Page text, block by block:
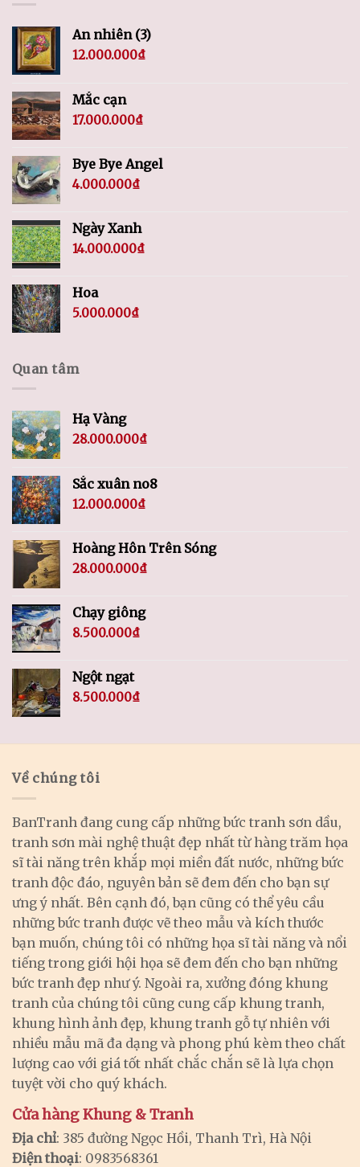
An nhiên (3)
12.000.000₫
Mắc cạn
17.000.000₫
Bye Bye Angel
4.000.000₫
Ngày Xanh
14.000.000₫
Hoa
5.000.000₫
Quan tâm
Hạ Vàng
28.000.000₫
Sắc xuân no8
12.000.000₫
Hoàng Hôn Trên Sóng
28.000.000₫
Chạy giông
8.500.000₫
Ngột ngạt
8.500.000₫
Về chúng tôi
BanTranh đang cung cấp những bức tranh sơn dầu,
tranh sơn mài nghệ thuật đẹp nhất từ hàng trăm họa
sĩ tài năng trên khắp mọi miền đất nước, những bức
tranh độc đáo, nguyên bản sẽ đem đến cho bạn sự
ưng ý nhất. Bên cạnh đó, bạn cũng có thể yêu cầu
những bức tranh được vẽ theo mẫu và kích thước
bạn muốn, chúng tôi có những họa sĩ tài năng và nổi
tiếng trong giới hội họa sẽ đem đến cho bạn những
bức tranh đẹp như ý. Ngoài ra, xưởng đóng khung
tranh của chúng tôi cũng cung cấp khung tranh,
khung hình ảnh đẹp, khung tranh gỗ tự nhiên với
nhiều mẫu mã đa dạng và phong phú kèm theo chất
lượng cao với giá tốt nhất chắc chắn sẽ là lựa chọn
tuyệt vời cho quý khách.
Cửa hàng Khung & Tranh
Địa chỉ: 385 đường Ngọc Hồi, Thanh Trì, Hà Nội
Điện thoại: 0983568361